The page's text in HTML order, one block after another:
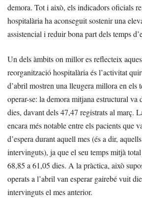
demora. Tot i això, els indicadors oficials
hospitalària ha aconseguit sostenir una
assistencial i reduir bona part dels temps
Un dels àmbits on millor es reflecteix
reorganització hospitalària és l’activitat
d’abril mostren una lleugera millora en els
operar-se: la demora mitjana estructural va
dies, davant dels 47,47 registrats al març.
encara més notable entre els pacients que
d’espera durant aquell mes (és a dir,
intervinguts), ja que el seu temps mitjà total
68,85 a 61,05 dies. A la pràctica, això
operats a l’abril van esperar gairebé vuit
intervinguts el mes anterior.